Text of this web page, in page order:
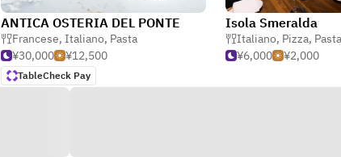
ANTICA OSTERIA DEL PONTE
Francese, Italiano, Pasta
¥30,000
¥12,500
TableCheck Pay
Isola Smeralda
Italiano, Pizza, Pasta
¥6,000
¥2,000